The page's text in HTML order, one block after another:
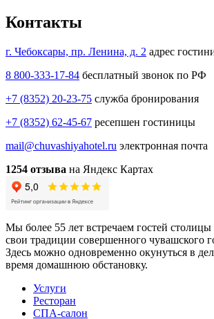
Контакты
г. Чебоксары, пр. Ленина, д. 2 адрес
8 800-333-17-84 бесплатный звонок по РФ
+7 (8352) 20-23-75 служба бронирования
+7 (8352) 62-45-67 ресепшен гостиницы
mail@chuvashiyahotel.ru электронная почта
1254 отзыва на Яндекс Картах
Мы более 55 лет встречаем гостей
свои традиции совершенного чувашского
Здесь можно одновременно окунуться в
время домашнюю обстановку.
Услуги
Ресторан
СПА-салон